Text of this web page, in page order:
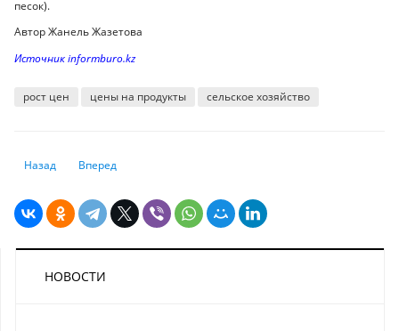
песок).
Автор Жанель Жазетова
Источник informburo.kz
рост цен цены на продукты сельское хозяйство
Предыдущий: Массового ухода в наличные не будет – экономист о
Назад Следующий: В 2024 году вклад Китая в темпы роста
Вперед
НОВОСТИ